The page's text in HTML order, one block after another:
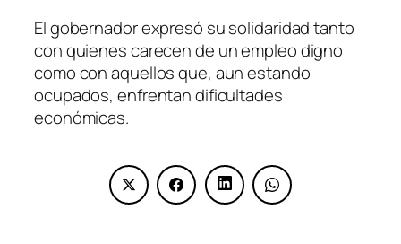
El gobernador expresó su solidaridad tanto
con quienes carecen de un empleo digno
como con aquellos que, aun estando
ocupados, enfrentan dificultades
económicas.